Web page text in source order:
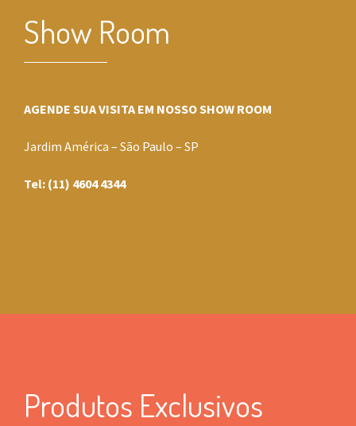
Show Room
AGENDE SUA VISITA EM NOSSO SHOW ROOM
Jardim América – São Paulo – SP
Tel: (11) 4604 4344
Produtos Exclusivos